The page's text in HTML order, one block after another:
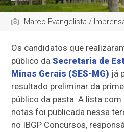
Marco Evangelista /
Os candidatos que
público daSecretaria de
Minas Gerais (SES-MG) já
resultado preliminar da
público da pasta. A lista
notas foi publicada nessa
no IBGP Concursos,